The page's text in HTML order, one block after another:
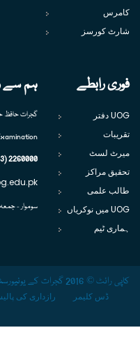
کامرس
شارٹ کورسز
فوری رابطے
UOG دفتر
تقریبات
میرٹ لسٹ
تحقیق مراکز
طالب علمی
UOG میں نوکریاں
ہماری ٹیم
ہم سے
گجرات حافظ
Examination
(53) 2260000
سوموار - جمعہ 8.00 - 16.30
کاپی رائٹ © 2016 گجرات کے یونیورسٹی.
رازداری کی پالیسی
ڈس کلیمر